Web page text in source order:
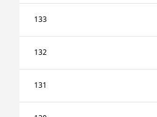
133
132
131